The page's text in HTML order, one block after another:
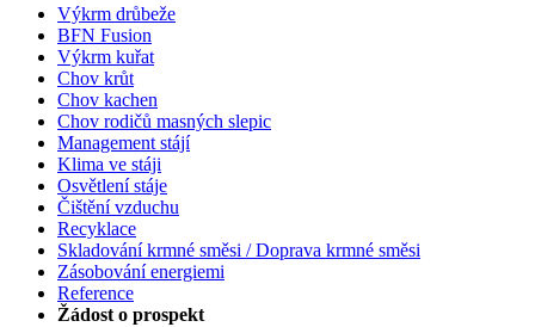
Výkrm drůbeže
BFN Fusion
Výkrm kuřat
Chov krůt
Chov kachen
Chov rodičů masných slepic
Management stájí
Klima ve stáji
Osvětlení stáje
Čištění vzduchu
Recyklace
Skladování krmné směsi / Doprava krmné směsi
Zásobování energiemi
Reference
Žádost o prospekt